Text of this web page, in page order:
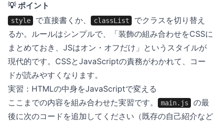
💡 ポイント
style で直接書くか、 classList
でクラスを切り替え
るか。ルールはシンプルで、「装飾の組み合わせをCSSに
まとめておき、JSはオン・オフだけ」というスタイルが
現代的です。CSSとJavaScriptの責務がわかれて、コー
ドが読みやすくなります。
実習：HTMLの中身をJavaScriptで変える
ここまでの内容を組み合わせた実習です。
main.js
の最
後に次のコードを追加してください（既存の自己紹介など